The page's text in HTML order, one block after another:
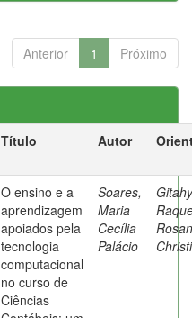
Anterior 1 Próximo
Título Autor
O ensino e a
aprendizagem
apoiados pela
tecnologia
computacional
no curso de
Ciências
Soares,
Maria
Cecília
Palácio
Rosan